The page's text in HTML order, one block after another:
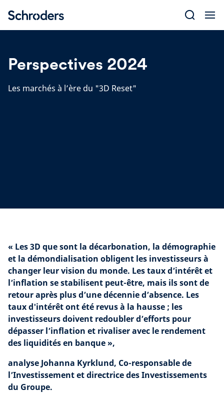
content
Perspectives 2024
Les marchés à l’ère du "3D Reset"
« Les 3D que sont la décarbonation, la démographie
et la démondialisation obligent les investisseurs à
changer leur vision du monde. Les taux d’intérêt et
l’inflation se stabilisent peut-être, mais ils sont de
retour après plus d’une décennie d’absence. Les
taux d'intérêt ont été revus à la hausse ; les
investisseurs doivent redoubler d’efforts pour
dépasser l’inflation et rivaliser avec le rendement
des liquidités en banque »,
analyse Johanna Kyrklund, Co-responsable de
l’Investissement et directrice des Investissements
du Groupe.